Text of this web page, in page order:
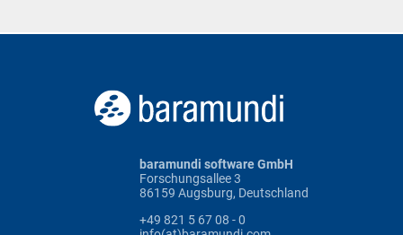
baramundi software GmbH
Forschungsallee 3
86159 Augsburg, Deutschland
+49 821 5 67 08 - 0